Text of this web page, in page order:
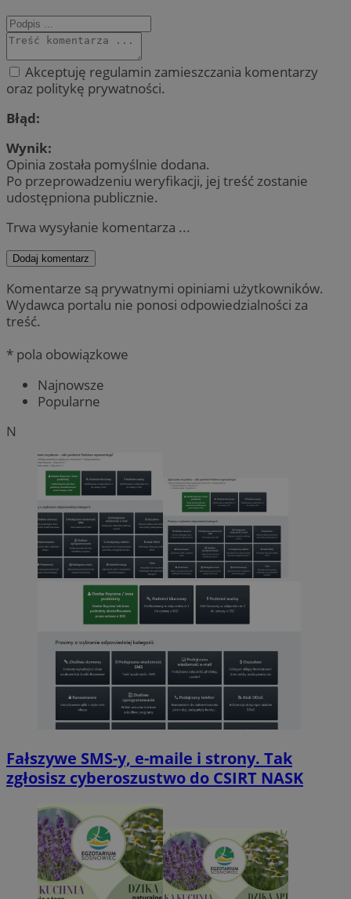
Akceptuję regulamin zamieszczania komentarzy
oraz politykę prywatności.
Błąd:
Wynik:
Opinia została pomyślnie dodana.
Po przeprowadzeniu weryfikacji, jej treść zostanie
udostępniona publicznie.
Trwa wysyłanie komentarza ...
Dodaj komentarz
Komentarze są prywatnymi opiniami użytkowników.
Wydawca portalu nie ponosi odpowiedzialności za
treść.
* pola obowiązkowe
Najnowsze
Popularne
N
Fałszywe SMS-y, e-maile i strony. Tak
zgłosisz cyberoszustwo do CSIRT NASK